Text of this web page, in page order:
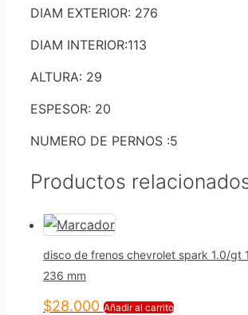
DIAM EXTERIOR: 276
DIAM INTERIOR:113
ALTURA: 29
ESPESOR: 20
NUMERO DE PERNOS :5
Productos
disco de frenos chevrolet spark 1.0/gt
236 mm
$28.000 Añadir al carrito